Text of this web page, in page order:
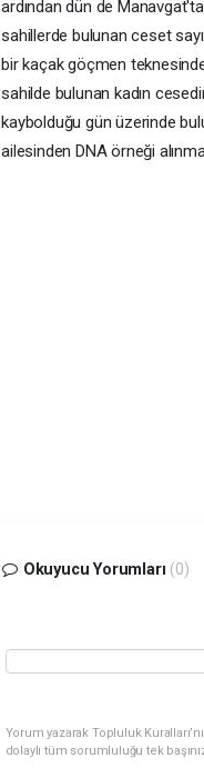
ardından dün de
sahillerde bulunan ceset
bir kaçak göçmen
sahilde bulunan kadın
kaybolduğu gün üzerinde
ailesinden DNA örneği
Okuyucu Yorumları (0)
Yorum yazarak Topluluk
dolaylı tüm sorumluluğu tek